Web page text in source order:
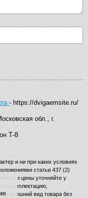
- https://dvigaemsite.ru/
обл., г.
Т-8
и ни при каких условиях
статьи 437 (2)
и цены уточняйте у
комплектацию,
и внешний вид товара без